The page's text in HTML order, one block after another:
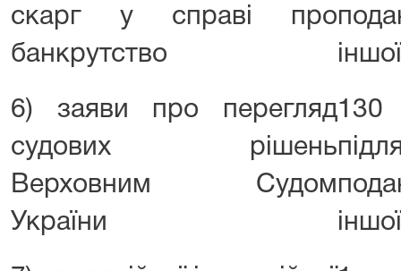
скарг у справі про
банкрутство
6) заяви про перегляд
судових рішень
Верховним Судом
України
130